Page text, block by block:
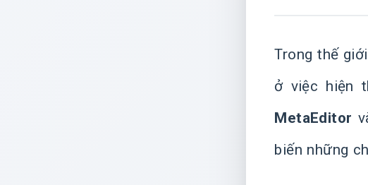
Trong thế
ở việc hiện
MetaEditor
biến những